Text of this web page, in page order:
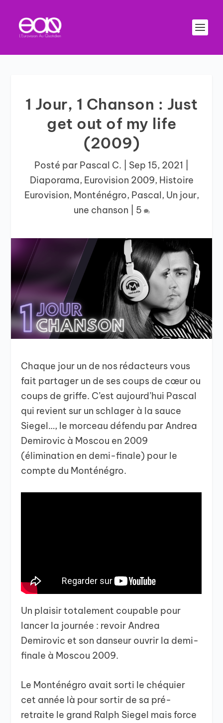
1 Jour, 1 Chanson : Just
get out of my life
(2009)
Posté par Pascal C. Sep 15, 2021
Diaporama, Eurovision 2009, Histoire
Eurovision, Monténégro, Pascal, Un jour,
une chanson
5
Chaque jour un de nos rédacteurs vous
fait partager un de ses coups de cœur ou
coups de griffe. C’est aujourd’hui Pascal
qui revient sur un schlager à la sauce
Siegel…, le morceau défendu par Andrea
Demirovic à Moscou en 2009
(élimination en demi-finale) pour le
compte du Monténégro.
Un plaisir totalement coupable pour
lancer la journée : revoir Andrea
Demirovic et son danseur ouvrir la demi-
finale à Moscou 2009.
Le Monténégro avait sorti le chéquier
cet année là pour sortir de sa pré-
retraite le grand Ralph Siegel mais force